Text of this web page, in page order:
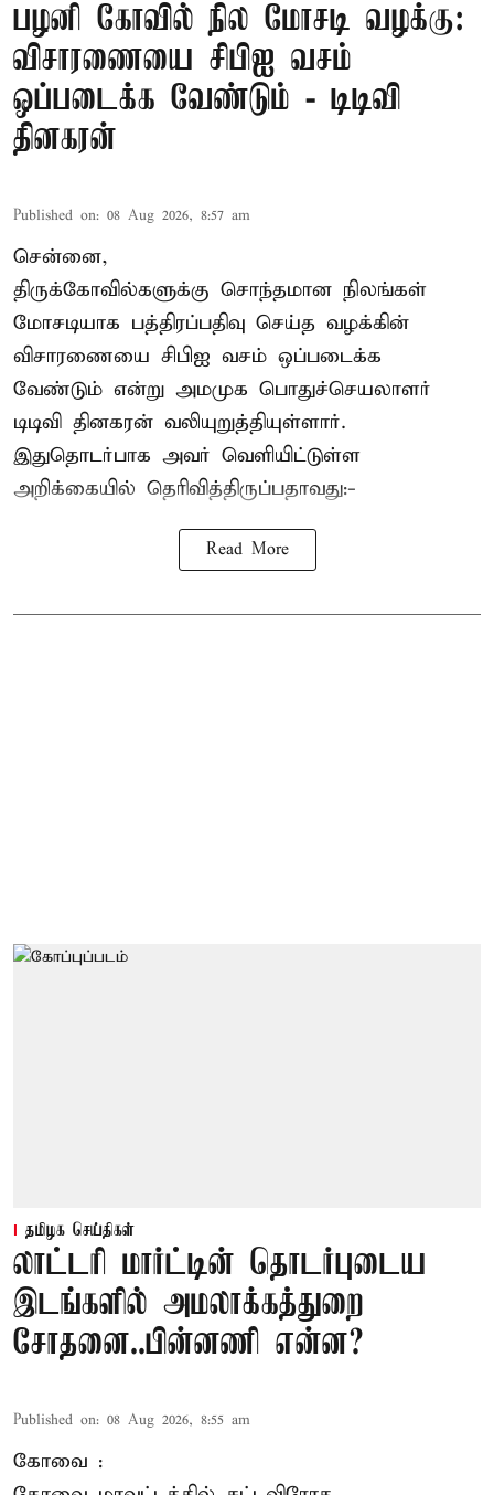
பழனி கோவில் நில மோசடி வழக்கு:
விசாரணையை சிபிஐ வசம்
ஒப்படைக்க வேண்டும் - டிடிவி
தினகரன்
Published on: 08 Aug 2026, 8:57 am
சென்னை,
திருக்கோவில்களுக்கு சொந்தமான நிலங்கள்
மோசடியாக பத்திரப்பதிவு செய்த வழக்கின்
விசாரணையை சிபிஐ வசம் ஒப்படைக்க
வேண்டும் என்று அமமுக பொதுச்செயலாளர்
டிடிவி தினகரன் வலியுறுத்தியுள்ளார்.
இதுதொடர்பாக அவர் வெளியிட்டுள்ள
அறிக்கையில் தெரிவித்திருப்பதாவது:-
Read More
தமிழக செய்திகள்
லாட்டரி மார்ட்டின் தொடர்புடைய
இடங்களில் அமலாக்கத்துறை
சோதனை..பின்னணி என்ன?
Published on: 08 Aug 2026, 8:55 am
கோவை :